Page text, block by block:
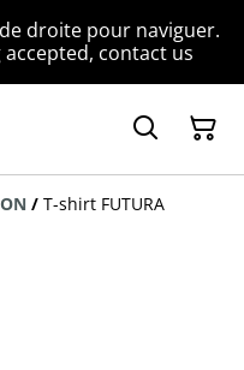
droite pour naviguer.
contact us
/ T-shirt FUTURA